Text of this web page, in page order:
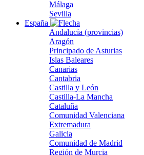
Málaga
Sevilla
España
Andalucía (provincias)
Aragón
Principado de Asturias
Islas Baleares
Canarias
Cantabria
Castilla y León
Castilla-La Mancha
Cataluña
Comunidad Valenciana
Extremadura
Galicia
Comunidad de Madrid
Región de Murcia